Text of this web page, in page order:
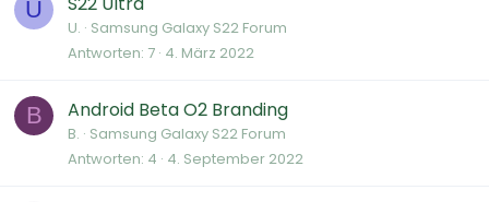
U
U. Samsung Galaxy S22 Forum
Antworten 7 4. März 2022
B Android Beta O2 Branding
B. Samsung Galaxy S22 Forum
Antworten 4 4. September 2022